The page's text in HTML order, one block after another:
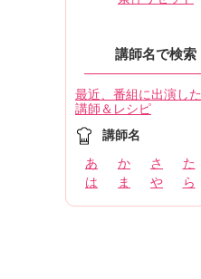
講師名で検索
最近、番組に出演した
講師＆レシピ
講師名
あ か さ た
は
ま や ら